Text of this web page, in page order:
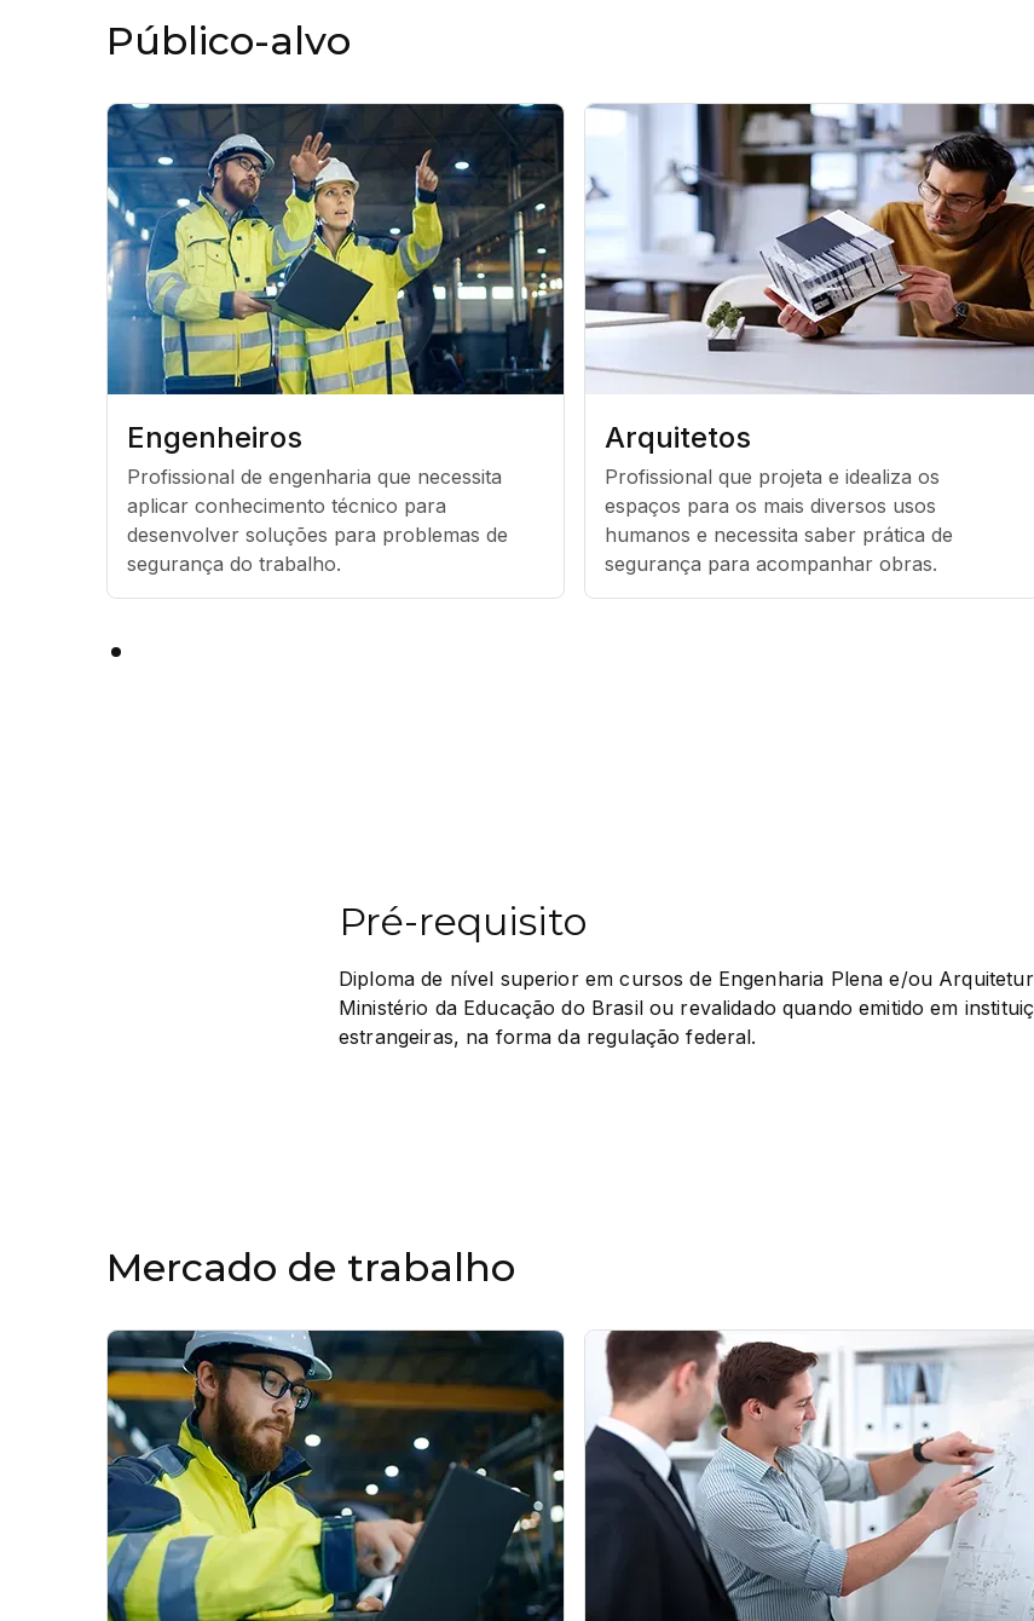
Público-alvo
Engenheiros
Profissional de engenharia que necessita
aplicar conhecimento técnico para
desenvolver soluções para problemas de
segurança do trabalho.
Arquitetos
Profissional que projeta e idealiza os
espaços para os mais diversos usos
humanos e necessita saber prática de
segurança para acompanhar obras.
Pré-requisito
Diploma de nível superior em cursos de Engenharia Plena e/ou
Ministério da Educação do Brasil ou revalidado quando emitido em
estrangeiras, na forma da regulação federal.
Mercado de trabalho